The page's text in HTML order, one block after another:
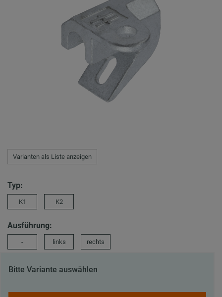
Varianten als Liste anzeigen
Typ:
K1 K2
Ausführung:
- links rechts
Bitte Variante auswählen